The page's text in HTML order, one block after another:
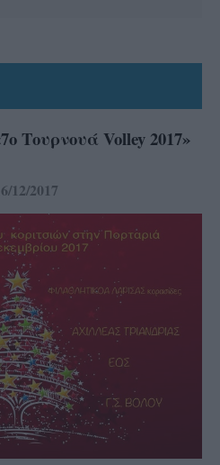
Τουρνουά Volley 2017»
12/2017